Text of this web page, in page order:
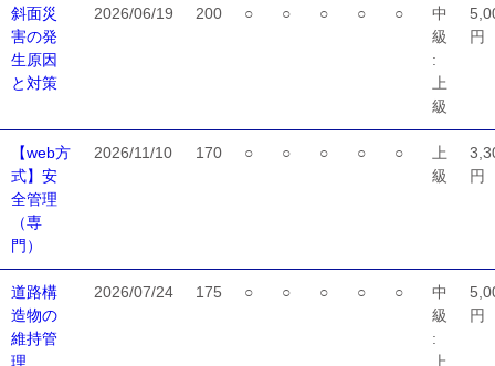
斜面災
害の発
生原因
と対策
2026/06/19 200 ○ ○ ○ ○ ○
中
級
:
上
級
円
【web方
式】安
全管理
（専
門）
2026/11/10 170 ○ ○ ○ ○ ○
上
級
円
道路構
造物の
維持管
理
2026/07/24 175 ○ ○ ○ ○ ○
中
級
:
上
円